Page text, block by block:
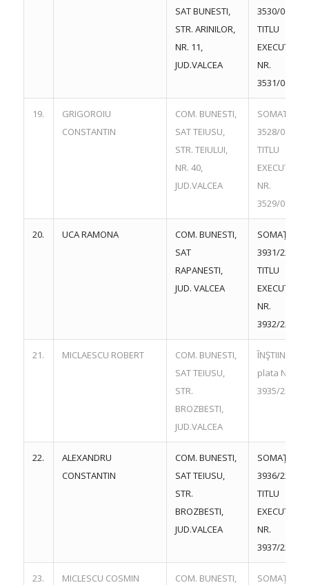
SAT BUNESTI,
STR. ARINILOR,
NR. 11,
JUD.VALCEA
3530/
TITLU
EXECUTORIU
NR.
3531/
19.
GRIGOROIU
CONSTANTIN
COM. BUNESTI,
SAT TEIUSU,
STR. TEIULUI,
NR. 40,
JUD.VALCEA
SOMATIE
3528/
TITLU
EXECUTORIU
NR.
3529/
20. UCA RAMONA
COM. BUNESTI,
SAT
RAPANESTI,
JUD. VALCEA
SOMAŢIE
3931/
TITLU
EXECUTORIU
NR.
3932/
21. MICLAESCU ROBERT
COM. BUNESTI,
SAT TEIUSU,
STR.
BROZBESTI,
JUD.VALCEA
plata NR.
3935/
22.
ALEXANDRU
CONSTANTIN
COM. BUNESTI,
SAT TEIUSU,
STR.
BROZBESTI,
JUD.VALCEA
SOMAŢIE
3936/
TITLU
EXECUTORIU
NR.
3937/
23. MICLESCU COSMIN
COM. BUNESTI,
SOMAŢIE